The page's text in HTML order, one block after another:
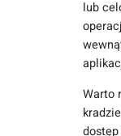
lub
Warto